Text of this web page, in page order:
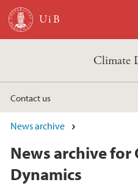
Skip to main content
Climate
Contact us
News archive
News archive for
Dynamics